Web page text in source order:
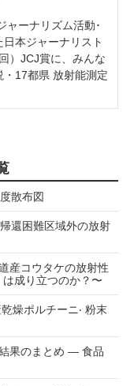
ャーナリズム活動･
本ジャーナリスト
）JCJ賞に、みんな
17都県 放射能測定
散布図
還困難区域外の放射
産コウタケの放射性
成り⽴つのか？〜
燥ポルチーニ‧ 粉末
果のまとめ ― 食品